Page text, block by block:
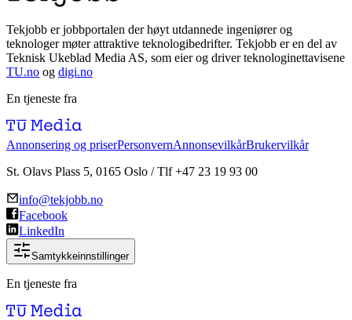
Tekjobb er jobbportalen der høyt utdannede ingeniører og
teknologer møter attraktive teknologibedrifter. Tekjobb er en del av
Teknisk Ukeblad Media AS, som eier og driver teknologinettavisene
TU.no og digi.no
En tjeneste fra
Annonsering og priserPersonvernAnnonsevilkårBrukervilkår
St. Olavs Plass 5, 0165 Oslo / Tlf +47 23 19 93 00
info@tekjobb.no
Facebook
LinkedIn
Samtykkeinnstillinger
En tjeneste fra